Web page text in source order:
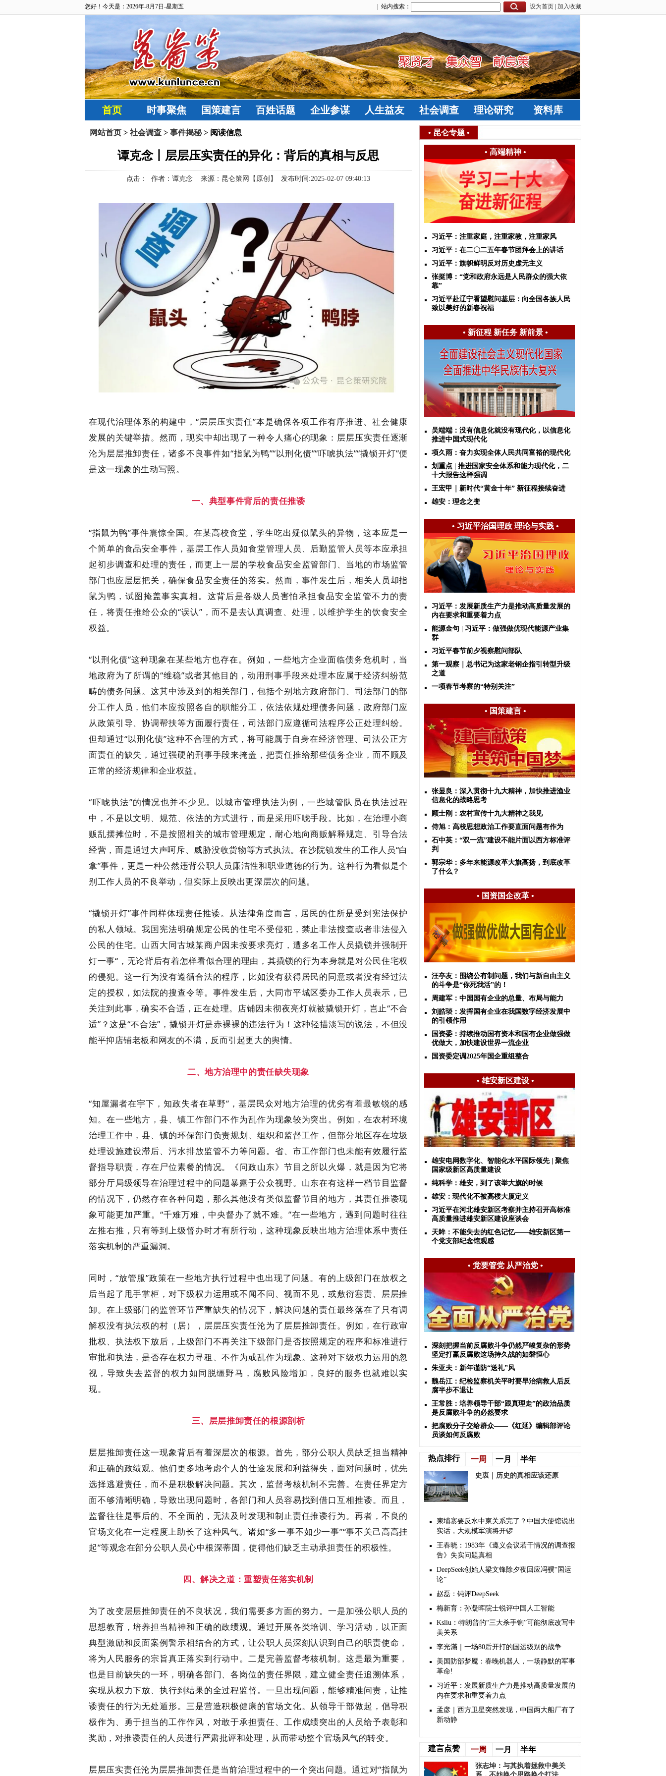
您好！今天是：2026年-8月7日-星期五 设为首页 加入收藏
| 站内搜索：
首页 时事聚焦 国策建言 百姓话题 企业参谋 人生益友 社会调查 理论研究 资料库
网站首页 > 社会调查 > 事件揭秘> 阅读信息
谭克念丨层层压实责任的异化：背后的真相与反思
点击： 作者：谭克念 来源：昆仑策网【原创】 发布时间:2025-02-07 09:40:13
在现代治理体系的构建中，“层层压实责任”本是确保各项工作有序推进、社会健康
发展的关键举措。然而，现实中却出现了一种令人痛心的现象：层层压实责任逐渐
沦为层层推卸责任，诸多不良事件如“指鼠为鸭”“以刑化债”“吓唬执法”“撬锁开灯”便
是这一现象的生动写照。
一、典型事件背后的责任推诿
“指鼠为鸭”事件震惊全国。在某高校食堂，学生吃出疑似鼠头的异物，这本应是一
个简单的食品安全事件，基层工作人员如食堂管理人员、后勤监管人员等本应承担
起初步调查和处理的责任，而更上一层的学校食品安全监管部门、当地的市场监管
部门也应层层把关，确保食品安全责任的落实。然而，事件发生后，相关人员却指
鼠为鸭，试图掩盖事实真相。这背后是各级人员害怕承担食品安全监管不力的责
任，将责任推给公众的“误认”，而不是去认真调查、处理，以维护学生的饮食安全
权益。
“以刑化债”这种现象在某些地方也存在。例如，一些地方企业面临债务危机时，当
地政府为了所谓的“维稳”或者其他目的，动用刑事手段来处理本应属于经济纠纷范
畴的债务问题。这其中涉及到的相关部门，包括个别地方政府部门、司法部门的部
分工作人员，他们本应按照各自的职能分工，依法依规处理债务问题，政府部门应
从政策引导、协调帮扶等方面履行责任，司法部门应遵循司法程序公正处理纠纷。
但却通过“以刑化债”这种不合理的方式，将可能属于自身在经济管理、司法公正方
面责任的缺失，通过强硬的刑事手段来掩盖，把责任推给那些债务企业，而不顾及
正常的经济规律和企业权益。
“吓唬执法”的情况也并不少见。以城市管理执法为例，一些城管队员在执法过程
中，不是以文明、规范、依法的方式进行，而是采用吓唬手段。比如，在治理小商
贩乱摆摊位时，不是按照相关的城市管理规定，耐心地向商贩解释规定、引导合法
经营，而是通过大声呵斥、威胁没收货物等方式执法。在沙院镇发生的工作人员“白
拿”事件，更是一种公然违背公职人员廉洁性和职业道德的行为。这种行为看似是个
别工作人员的不良举动，但实际上反映出更深层次的问题。
“撬锁开灯”事件同样体现责任推诿。从法律角度而言，居民的住所是受到宪法保护
的私人领域。我国宪法明确规定公民的住宅不受侵犯，禁止非法搜查或者非法侵入
公民的住宅。山西大同古城某商户因未按要求亮灯，遭多名工作人员撬锁并强制开
灯一事“，无论背后有着怎样看似合理的理由，其撬锁的行为本身就是对公民住宅权
的侵犯。这一行为没有遵循合法的程序，比如没有获得居民的同意或者没有经过法
定的授权，如法院的搜查令等。事件发生后，大同市平城区委办工作人员表示，已
关注到此事，确实不合适，正在处理。店铺因未彻夜亮灯就被撬锁开灯，岂止“不合
适”？这是“不合法”，撬锁开灯是赤裸裸的违法行为！这种轻描淡写的说法，不但没
能平抑店铺老板和网友的不满，反而引起更大的舆情。
二、地方治理中的责任缺失现象
“知屋漏者在宇下，知政失者在草野”，基层民众对地方治理的优劣有着最敏锐的感
知。在一些地方，县、镇工作部门不作为乱作为现象较为突出。例如，在农村环境
治理工作中，县、镇的环保部门负责规划、组织和监督工作，但部分地区存在垃圾
处理设施建设滞后、污水排放监管不力等问题。省、市工作部门也未能有效履行监
督指导职责，存在尸位素餐的情况。《问政山东》节目之所以火爆，就是因为它将
部分厅局级领导在治理过程中的问题暴露于公众视野。山东在有这样一档节目监督
的情况下，仍然存在各种问题，那么其他没有类似监督节目的地方，其责任推诿现
象可能更加严重。“千难万难，中央督办了就不难。”在一些地方，遇到问题时往往
左推右推，只有等到上级督办时才有所行动，这种现象反映出地方治理体系中责任
落实机制的严重漏洞。
同时，“放管服”政策在一些地方执行过程中也出现了问题。有的上级部门在放权之
后当起了甩手掌柜，对下级权力运用或不闻不问、视而不见，或敷衍塞责、层层推
卸。在上级部门的监管环节严重缺失的情况下，解决问题的责任最终落在了只有调
解权没有执法权的村（居），层层压实责任沦为了层层推卸责任。例如，在行政审
批权、执法权下放后，上级部门不再关注下级部门是否按照规定的程序和标准进行
审批和执法，是否存在权力寻租、不作为或乱作为现象。这种对下级权力运用的忽
视，导致失去监督的权力如同脱缰野马，腐败风险增加，良好的服务也就难以实
现。
三、层层推卸责任的根源剖析
层层推卸责任这一现象背后有着深层次的根源。首先，部分公职人员缺乏担当精神
和正确的政绩观。他们更多地考虑个人的仕途发展和利益得失，面对问题时，优先
选择逃避责任，而不是积极解决问题。其次，监督考核机制不完善。在责任界定方
面不够清晰明确，导致出现问题时，各部门和人员容易找到借口互相推诿。而且，
监督往往是事后的、不全面的，无法及时发现和制止责任推诿行为。再者，不良的
官场文化在一定程度上助长了这种风气。诸如“多一事不如少一事”“事不关己高高挂
起”等观念在部分公职人员心中根深蒂固，使得他们缺乏主动承担责任的积极性。
四、解决之道：重塑责任落实机制
为了改变层层推卸责任的不良状况，我们需要多方面的努力。一是加强公职人员的
思想教育，培养担当精神和正确的政绩观。通过开展各类培训、学习活动，以正面
典型激励和反面案例警示相结合的方式，让公职人员深刻认识到自己的职责使命，
将为人民服务的宗旨真正落实到行动中。二是完善监督考核机制。这是最为重要，
也是目前缺失的一环，明确各部门、各岗位的责任界限，建立健全责任追溯体系，
实现从权力下放、执行到结果的全过程监督。一旦出现问题，能够精准问责，让推
诿责任的行为无处遁形。三是营造积极健康的官场文化。从领导干部做起，倡导积
极作为、勇于担当的工作作风，对敢于承担责任、工作成绩突出的人员给予表彰和
奖励，对推诿责任的人员进行严肃批评和处理，从而带动整个官场风气的转变。
层层压实责任沦为层层推卸责任是当前治理过程中的一个突出问题。通过对“指鼠为
• 昆仑专题 •
• 高端精神•
习近平：注重家庭，注重家教，注重家风
习近平：在二〇二五年春节团拜会上的讲话
习近平：旗帜鲜明反对历史虚无主义
张挺博：“党和政府永远是人民群众的强大依
靠”
习近平赴辽宁看望慰问基层：向全国各族人民
致以美好的新春祝福
• 新征程 新任务 新前景•
吴端端：没有信息化就没有现代化，以信息化
推进中国式现代化
项久雨：奋力实现全体人民共同富裕的现代化
划重点 | 推进国家安全体系和能力现代化，二
十大报告这样强调
王宏甲｜新时代“黄金十年” 新征程接续奋进
雄安：理念之变
• 习近平治国理政 理论与实践•
习近平：发展新质生产力是推动高质量发展的
内在要求和重要着力点
能源金句 | 习近平：做强做优现代能源产业集
群
习近平春节前夕视察慰问部队
第一观察｜总书记为这家老钢企指引转型升级
之道
一项春节考察的“特别关注”
• 国策建言•
张显良：深入贯彻十九大精神，加快推进渔业
信息化的战略思考
顾士刚：农村宣传十九大精神之我见
侍旭：高校思想政治工作要直面问题有作为
石中英：“双一流”建设不能片面以西方标准评
判
郭宗华：多年来能源改革大旗高扬，到底改革
了什么？
• 国资国企改革•
汪亭友：围绕公有制问题，我们与新自由主义
的斗争是“你死我活”的！
周建军：中国国有企业的总量、布局与能力
刘皓琰：发挥国有企业在我国数字经济发展中
的引领作用
国资委：持续推动国有资本和国有企业做强做
优做大，加快建设世界一流企业
国资委定调2025年国企重组整合
• 雄安新区建设•
雄安电网数字化、智能化水平国际领先 | 聚焦
国家级新区高质量建设
纯科学：雄安，到了该举大旗的时候
雄安：现代化不被高楼大厦定义
习近平在河北雄安新区考察并主持召开高标准
高质量推进雄安新区建设座谈会
天眸：不能失去的红色记忆——雄安新区第一
个党支部纪念馆观感
• 党要管党 从严治党•
深刻把握当前反腐败斗争仍然严峻复杂的形势
坚定打赢反腐败这场持久战的如磐恒心
朱亚夫：新年谨防“送礼”风
魏岳江：纪检监察机关平时要早治病救人后反
腐半步不退让
王常胜：培养领导干部“跟真理走”的政治品质
是反腐败斗争的必然要求
把腐败分子交给群众——《红延》编辑部评论
员谈如何反腐败
热点排行 一周 一月 半年
史衷｜历史的真相应该还原
柬埔寨要反水中柬关系完了？中国大使馆说出
实话，大规模军演将开锣
王春晓：1983年《遵义会议若干情况的调查报
告》失实问题真相
DeepSeek创始人梁文锋除夕夜回应冯骥“国运
论”
赵磊：钝评DeepSeek
梅新育：孙凝晖院士锐评中国人工智能
Ksliu：特朗普的“三大杀手锏”可能彻底改写中
美关系
李光滿｜一场80后开打的国运级别的战争
美国防部梦魇：春晚机器人，一场静默的军事
革命!
习近平：发展新质生产力是推动高质量发展的
内在要求和重要着力点
孟彦｜西方卫星突然发现，中国两大船厂有了
新动静
建言点赞 一周 一月 半年
张志坤：与其执着拯救中美关